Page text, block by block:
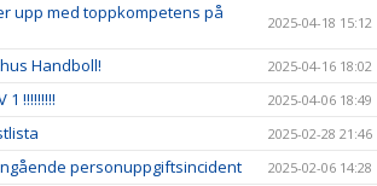
upp med toppkompetens på
2025-04-18 15:12
Handboll! 2025-04-16 18:02
!!!!!!!!! 2025-04-06 18:49
2025-02-28 21:46
personuppgiftsincident 2025-02-06 14:28